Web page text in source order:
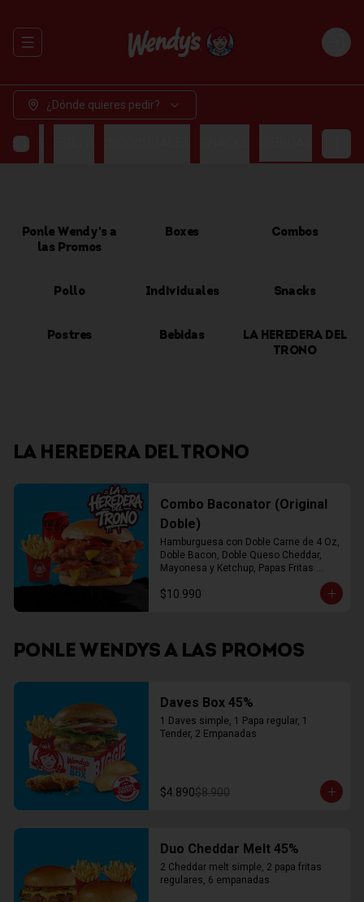
Abrir menu de navegación Login
¿Dónde quieres pedir?
Ponle Wendy's a
las Promos
Boxes Combos
Pollo Individuales Snacks
Postres Bebidas
LA HEREDERA DEL
TRONO
LA HEREDERA DEL TRONO
Combo Baconator (Original
Doble)
Hamburguesa con Doble Carne de 4 Oz,
Doble Bacon, Doble Queso Cheddar,
Mayonesa y Ketchup, Papas Fritas
$10.990
PONLE WENDYS A LAS PROMOS
Daves Box 45%
1 Daves simple, 1 Papa regular, 1
Tender, 2 Empanadas
$4.890$8.900
Duo Cheddar Melt 45%
2 Cheddar melt simple, 2 papa fritas
regulares, 6 empanadas